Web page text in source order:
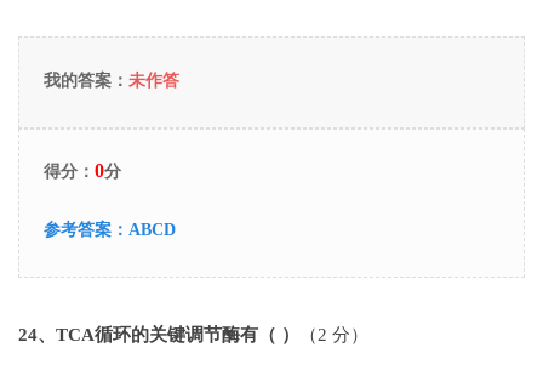
我的答案： 未作答
得分： 0分
参考答案： ABCD
24、TCA循环的关键调节酶有（ ） （2 分）